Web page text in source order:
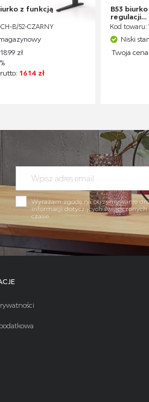
z funkcją
B/52-CZARNY
zł
1614 zł
B53
regulacji...
Kod towaru:
Niski
Twoja
Wyrażam zgodę na otrzymywanie
informacji dotyczących
czasie.